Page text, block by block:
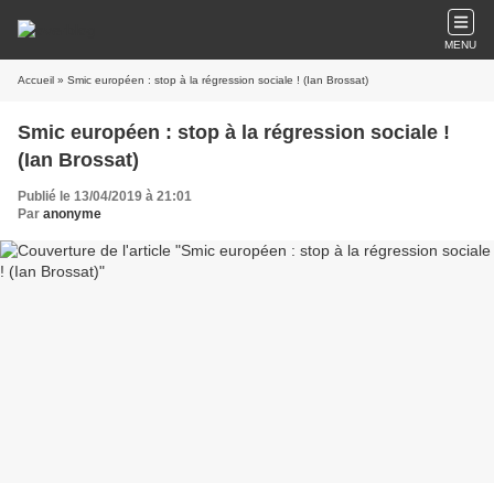
MENU
Accueil » Smic européen : stop à la régression sociale ! (Ian Brossat)
Smic européen : stop à la régression sociale !
(Ian Brossat)
Publié le 13/04/2019 à 21:01
Par anonyme